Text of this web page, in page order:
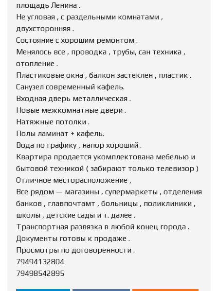
площадь Ленина .
Не угловая , с раздельными комнатами ,
двухсторонняя .
Состояние с хорошим ремонтом .
Менялось все , проводка , трубы, сан техника ,
отопление .
Пластиковые окна , балкон застеклен , пластик .
Санузел современный кафель.
Входная дверь металлическая .
Новые межкомнатные двери .
Натяжные потолки .
Полы ламинат + кафель.
Вода по графику , напор хороший .
Квартира продается укомплектована мебелью и
бытовой техникой ( забирают только телевизор )
Отличное месторасположение ,
Все рядом — магазины , супермаркеты , отделения
банков , главпочтамт , больницы , поликлиники ,
школы , детские сады и т. далее .
Транспортная развязка в любой конец города .
Документы готовы к продаже .
Просмотры по договоренности .
79494132804
79498542895